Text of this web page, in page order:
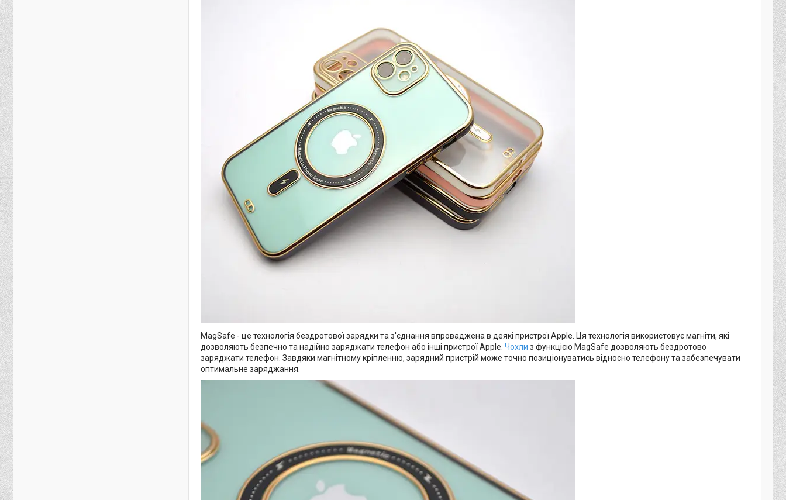
MagSafe - це технологія бездротової зарядки та з'єднання впроваджена в деякі пристрої Apple. Ця технологія використовує магніти, які
дозволяють безпечно та надійно заряджати телефон або інші пристрої Apple. Чохли з функцією MagSafe дозволяють бездротово
заряджати телефон. Завдяки магнітному кріпленню, зарядний пристрій може точно позиціонуватись відносно телефону та забезпечувати
оптимальне заряджання.